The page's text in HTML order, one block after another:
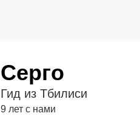
Серго
Гид из Тбилиси
9 лет с нами